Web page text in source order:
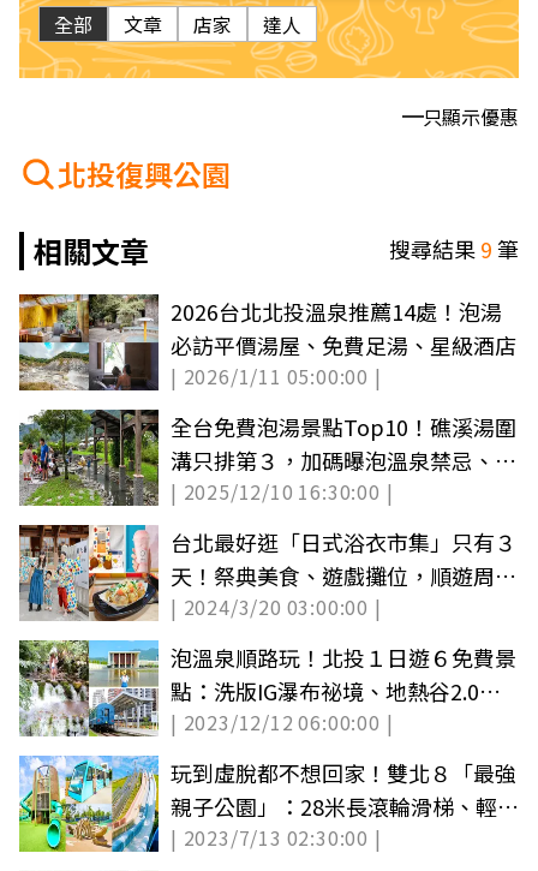
全部 文章 店家 達人
只顯示優惠
北投復興公園
相關文章
搜尋結果9筆
2026台北北投溫泉推薦14處！泡湯
必訪平價湯屋、免費足湯、星級酒店
| 2026/1/11 05:00:00 |
全台免費泡湯景點Top10！礁溪湯圍
溝只排第３，加碼曝泡溫泉禁忌、好
處
| 2025/12/10 16:30:00 |
台北最好逛「日式浴衣市集」只有３
天！祭典美食、遊戲攤位，順遊周邊
３景點
| 2024/3/20 03:00:00 |
泡溫泉順路玩！北投１日遊６免費景
點：洗版IG瀑布祕境、地熱谷2.0、
百年車站
| 2023/12/12 06:00:00 |
玩到虛脫都不想回家！雙北８「最強
親子公園」：28米長滾輪滑梯、輕軌
遊樂場
| 2023/7/13 02:30:00 |